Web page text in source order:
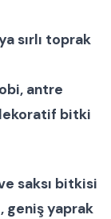
sırlı toprak
antre
bitki
saksı bitkisi
geniş yaprak